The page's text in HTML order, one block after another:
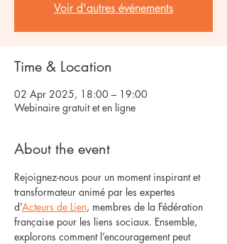
Voir d'autres événements
Time & Location
02 Apr 2025, 18:00 – 19:00
Webinaire gratuit et en ligne
About the event
Rejoignez-nous pour un moment inspirant et
transformateur animé par les expertes
d’Acteurs de Lien, membres de la Fédération
française pour les liens sociaux. Ensemble,
explorons comment l’encouragement peut